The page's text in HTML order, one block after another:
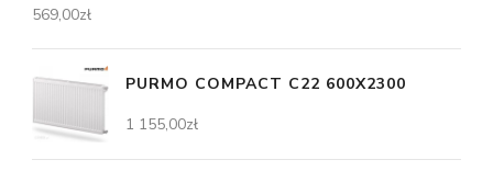
569,00zł
PURMO COMPACT C22 600X2300
1 155,00zł